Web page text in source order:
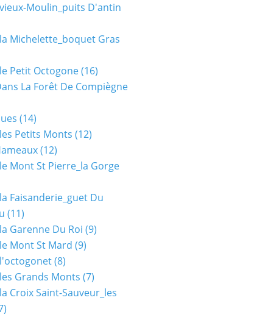
Moulin_puits D'antin
Michelette_boquet Gras
Petit Octogone(16)
La Forêt De Compiègne
(14)
Petits Monts (12)
(12)
Mont St Pierre_la Gorge
Faisanderie_guet Du
(11)
Garenne Du Roi (9)
Mont St Mard (9)
(8)
Grands Monts (7)
Croix Saint-Sauveur_les